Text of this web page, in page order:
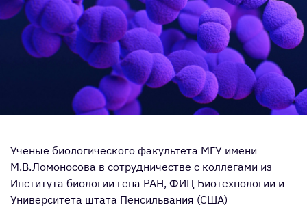
Ученые биологического факультета МГУ имени
М.В.Ломоносова в сотрудничестве с коллегами из
Института биологии гена РАН, ФИЦ Биотехнологии и
Университета штата Пенсильвания (США)